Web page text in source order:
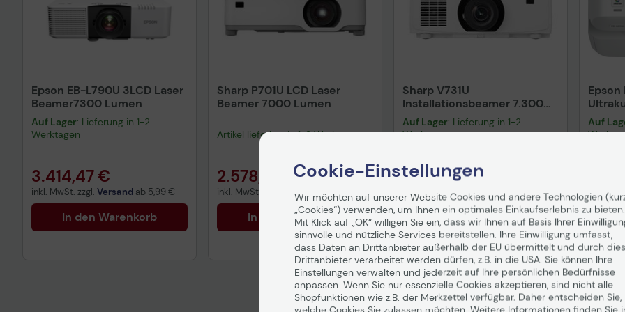
Epson EB-L790U 3LCD Laser
Beamer7300 Lumen
Auf Lager: Lieferung in 1-2
Werktagen
3.414,47 €
inkl. MwSt. zzgl. Versand ab 5,99 €
In den Warenkorb
Sharp P701U LCD Laser
Beamer 7000 Lumen
Artikel lieferbar in 1-3 Werktagen.
2.578,86 €
inkl. MwSt., versandkostenfrei in DE!
In den Warenkorb
Hinweis
Sharp V731U
Installationsbeamer 7.300
ANSI Lumen
Auf Lager: Lieferung in 1-2
Werktagen
3.841,46 €
inkl. MwSt., versandkostenfrei in DE!
In den Warenkorb
Hinweis
Technisches Produktdatenblatt
Epson
3500
Auf
inkl.
Cookie-Einstellungen
Wir möchten auf unserer Website Cookies und andere Technologien
„Cookies“) verwenden, um Ihnen ein optimales Einkaufserlebnis zu bieten.
Mit Klick auf „OK“ willigen Sie ein, dass wir Ihnen auf Basis Ihrer
sinnvolle und nützliche Services bereitstellen. Ihre Einwilligung umfasst,
dass Daten an Drittanbieter außerhalb der EU übermittelt und durch
Drittanbieter verarbeitet werden dürfen, z.B. in die USA. Sie können Ihre
Einstellungen verwalten und jederzeit auf Ihre persönlichen Bedürfnisse
anpassen. Wenn Sie nur essenzielle Cookies akzeptieren, sind nicht alle
Shopfunktionen wie z.B. der Merkzettel verfügbar. Daher entscheiden Sie,